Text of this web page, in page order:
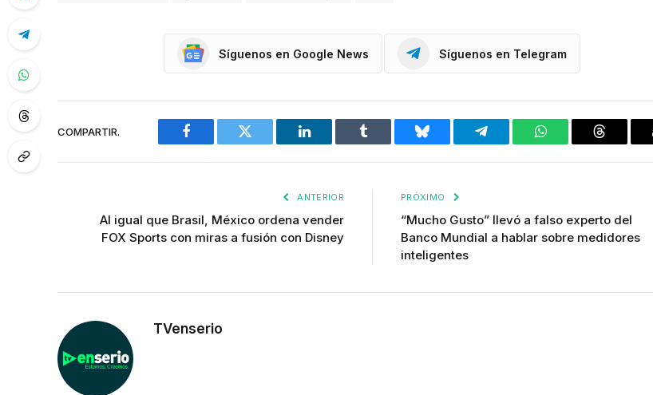
Síguenos en Google News Síguenos en Telegram
COMPARTIR.
Facebook Twitter LinkedIn Tumblr Bluesky Telegram WhatsAppThreads
ANTERIOR
Al igual que Brasil, México ordena vender
FOX Sports con miras a fusión con Disney
PRÓXIMO
“Mucho Gusto” llevó a falso experto del
Banco Mundial a hablar sobre medidores
inteligentes
TVenserio